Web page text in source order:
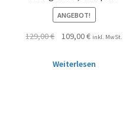
ANGEBOT!
129,00€ 109,00€ inkl. MwSt.
Weiterlesen